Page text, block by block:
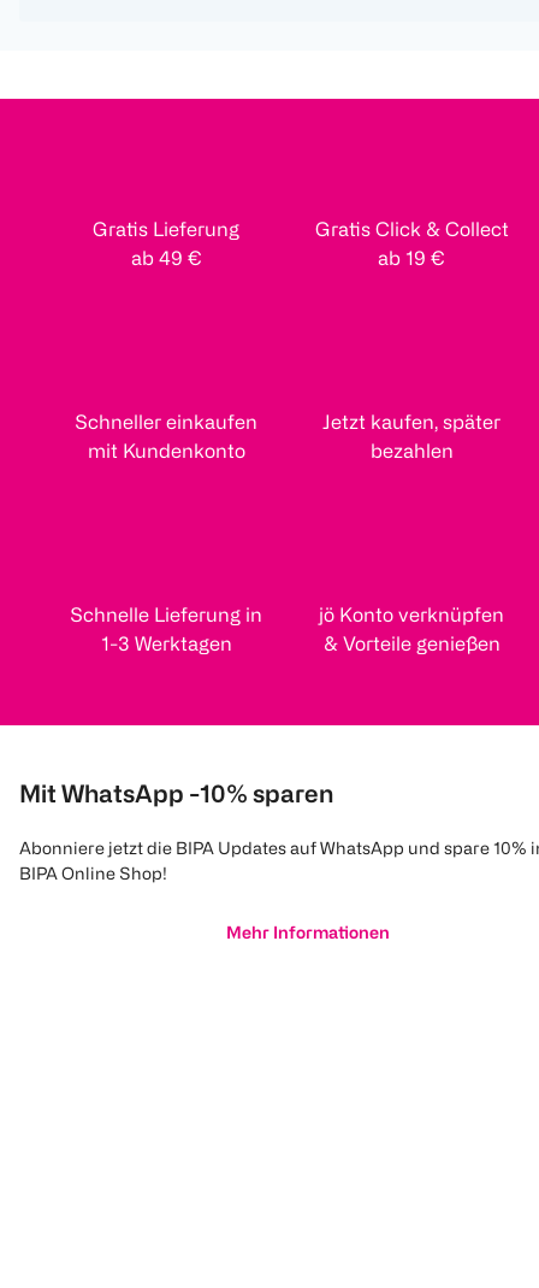
Gratis Lieferung
ab 49 €
Gratis Click & Collect
ab 19 €
Schneller einkaufen
mit Kundenkonto
Jetzt kaufen, später
bezahlen
Schnelle Lieferung in
1-3 Werktagen
jö Konto verknüpfen
& Vorteile genießen
Mit WhatsApp -10% sparen
Abonniere jetzt die BIPA Updates auf WhatsApp und spare 10%
BIPA Online Shop!
Mehr Informationen